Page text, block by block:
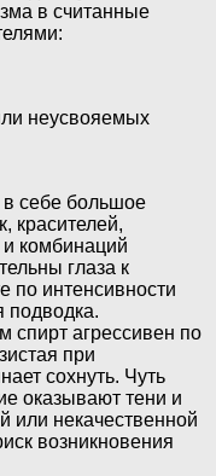
в считанные
неусвояемых
в себе большое
красителей,
комбинаций
глаза к
по интенсивности
подводка.
агрессивен по
при
сохнуть. Чуть
оказывают тени и
или некачественной
возникновения